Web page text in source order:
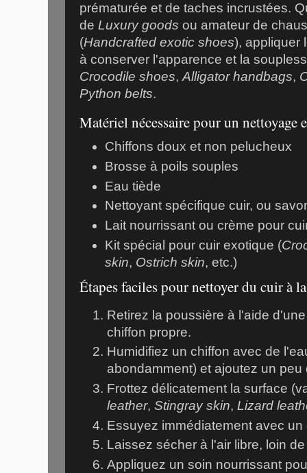
prématurée et de taches incrustées.
de Luxury goods ou amateur de
(Handcrafted exotic shoes), appliquer
à conserver l'apparence et la
Crocodile shoes,Alligator handbags,
Python belts.
Matériel nécessaire pour un nettoyage
Chiffons doux et non pelucheux
Brosse à poils souples
Eau tiède
Nettoyant spécifique cuir, ou
Lait nourrissant ou crème pour
Kit spécial pour cuir exotique (
skin, Ostrich skin, etc.)
Étapes faciles pour nettoyer du cuir à
Retirez la poussière à l'aide
chiffon propre.
Humidifiez un chiffon avec de
abondamment) et ajoutez un
Frottez délicatement la surface
leather, Stingray skin, Lizard
Essuyez immédiatement avec
Laissez sécher à l'air libre, loin
Appliquez un soin nourrissant